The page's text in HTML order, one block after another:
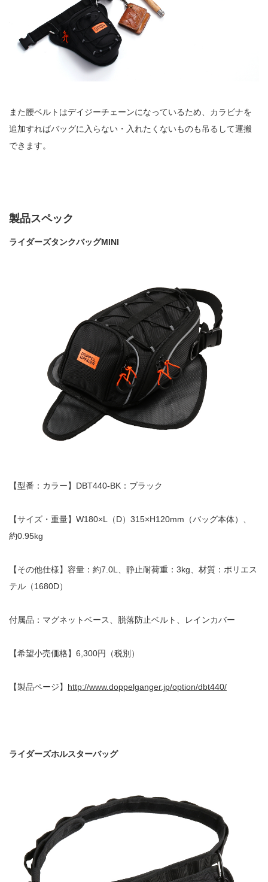
また腰ベルトはデイジーチェーンになっているため、カラビナを
追加すればバッグに入らない・入れたくないものも吊るして運搬
できます。
製品スペック
ライダーズタンクバッグMINI
【型番：カラー】DBT440-BK：ブラック
【サイズ・重量】W180×L（D）315×H120mm（バッグ本体）、
約0.95kg
【その他仕様】容量：約7.0L、静止耐荷重：3kg、材質：ポリエス
テル（1680D）
付属品：マグネットベース、脱落防止ベルト、レインカバー
【希望小売価格】6,300円（税別）
【製品ページ】 http://www.doppelganger.jp/option/dbt440/
ライダーズホルスターバッグ